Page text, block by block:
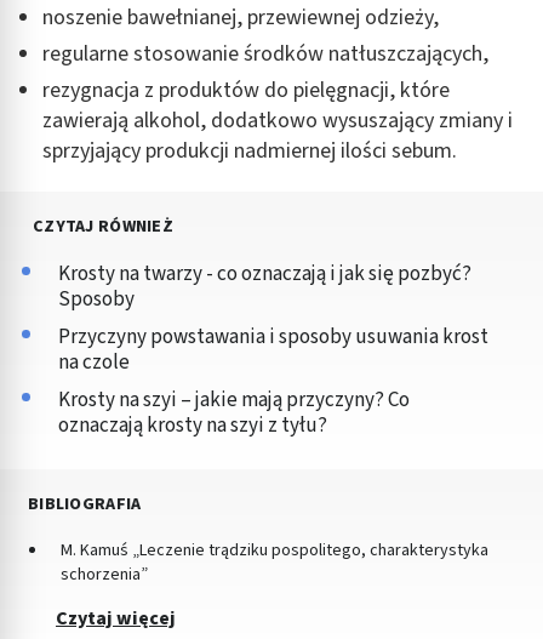
noszenie bawełnianej, przewiewnej odzieży,
regularne stosowanie środków natłuszczających,
rezygnacja z produktów do pielęgnacji, które
zawierają alkohol, dodatkowo wysuszający zmiany i
sprzyjający produkcji nadmiernej ilości sebum.
CZYTAJ RÓWNIEŻ
Krosty na twarzy - co oznaczają i jak się pozbyć?
Sposoby
Przyczyny powstawania i sposoby usuwania krost
na czole
Krosty na szyi – jakie mają przyczyny? Co
oznaczają krosty na szyi z tyłu?
BIBLIOGRAFIA
M. Kamuś „Leczenie trądziku pospolitego, charakterystyka
schorzenia”
Czytaj więcej